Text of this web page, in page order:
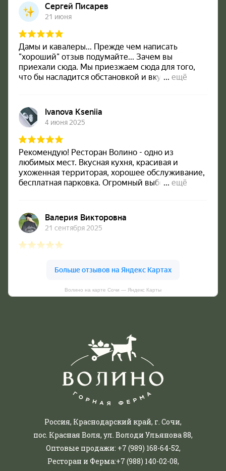
Волино на карте Сочи — Яндекс Карты
Россия, Краснодарский край, г. Сочи,
пос. Красная Воля, ул. Володи Ульянова 88,
Оптовые продажи: +7 (989) 168-64-52,
Ресторан и Ферма:+7 (988) 140-02-08,